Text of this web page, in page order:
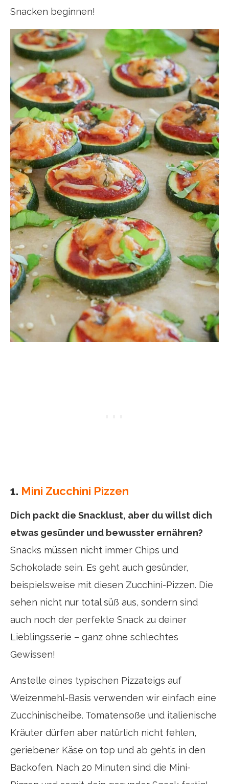
Snacken beginnen!
1. Mini Zucchini Pizzen
Dich packt die Snacklust, aber du willst dich
etwas gesünder und bewusster ernähren?
Snacks müssen nicht immer Chips und
Schokolade sein. Es geht auch gesünder,
beispielsweise mit diesen Zucchini-Pizzen. Die
sehen nicht nur total süß aus, sondern sind
auch noch der perfekte Snack zu deiner
Lieblingsserie – ganz ohne schlechtes
Gewissen!
Anstelle eines typischen Pizzateigs auf
Weizenmehl-Basis verwenden wir einfach eine
Zucchinischeibe. Tomatensoße und italienische
Kräuter dürfen aber natürlich nicht fehlen,
geriebener Käse on top und ab geht’s in den
Backofen. Nach 20 Minuten sind die Mini-